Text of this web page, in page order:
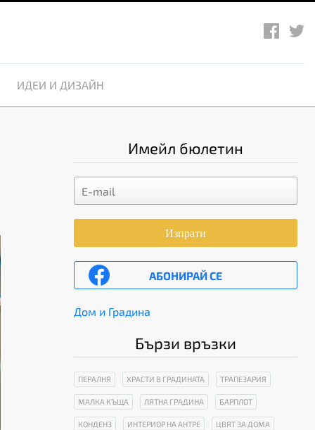
ИДЕИ И ДИЗАЙН
Имейл бюлетин
Изпрати
АБОНИРАЙ СЕ
Дом и Градина
Бързи връзки
ПЕРАЛНЯ ХРАСТИ В ГРАДИНАТА ТРАПЕЗАРИЯ
МАЛКА КЪЩА ЛЯТНА ГРАДИНА БАРПЛОТ
КОНДЕНЗ ИНТЕРИОР НА АНТРЕ ЦВЯТ ЗА ДОМА